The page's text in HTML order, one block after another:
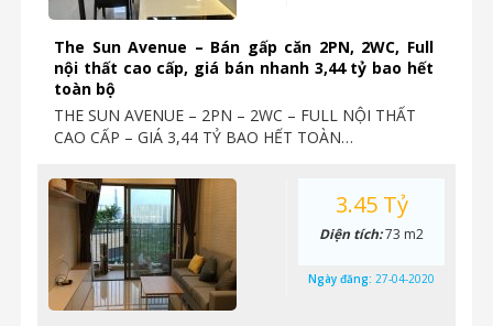
The Sun Avenue – Bán gấp căn 2PN, 2WC, Full
nội thất cao cấp, giá bán nhanh 3,44 tỷ bao hết
toàn bộ
THE SUN AVENUE – 2PN – 2WC – FULL NỘI THẤT
CAO CẤP – GIÁ 3,44 TỶ BAO HẾT TOÀN…
3.45 Tỷ
Diện tích:73 m2
Ngày đăng: 27-04-2020